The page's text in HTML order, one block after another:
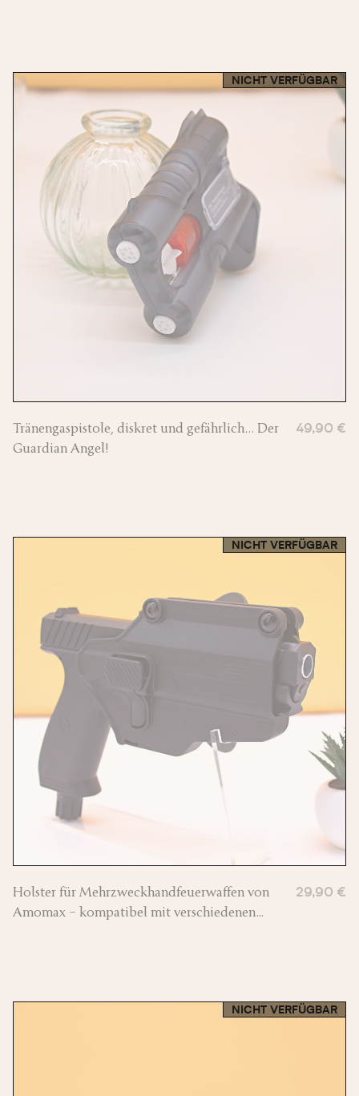
NICHT VERFÜGBAR
Tränengaspistole, diskret und gefährlich... Der
Guardian Angel!
49,90 €
NICHT VERFÜGBAR
Holster für Mehrzweckhandfeuerwaffen von
Amomax – kompatibel mit verschiedenen
29,90 €
NICHT VERFÜGBAR